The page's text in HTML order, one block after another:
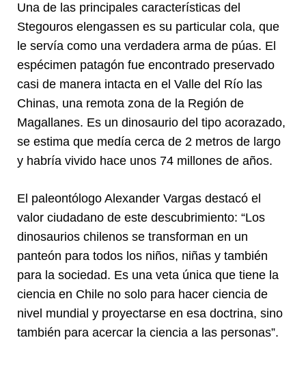
Una de las principales características del
Stegouros elengassen es su particular cola, que
le servía como una verdadera arma de púas. El
espécimen patagón fue encontrado preservado
casi de manera intacta en el Valle del Río las
Chinas, una remota zona de la Región de
Magallanes. Es un dinosaurio del tipo acorazado,
se estima que medía cerca de 2 metros de largo
y habría vivido hace unos 74 millones de años.
El paleontólogo Alexander Vargas destacó el
valor ciudadano de este descubrimiento: “Los
dinosaurios chilenos se transforman en un
panteón para todos los niños, niñas y también
para la sociedad. Es una veta única que tiene la
ciencia en Chile no solo para hacer ciencia de
nivel mundial y proyectarse en esa doctrina, sino
también para acercar la ciencia a las personas”.